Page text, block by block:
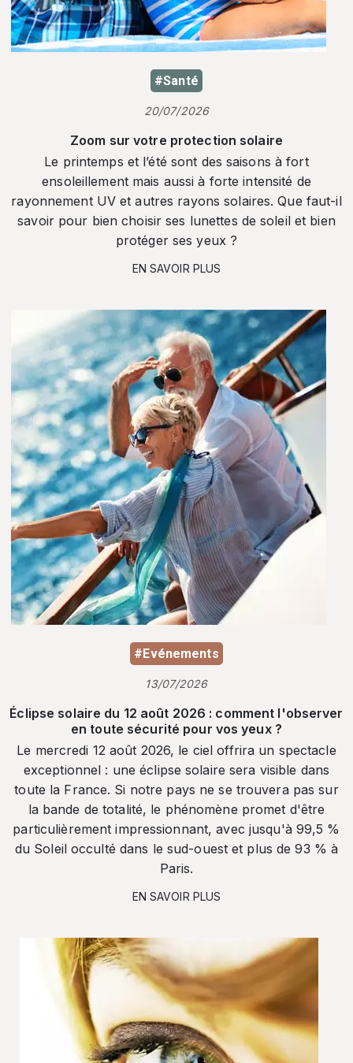
#Santé
20/07/2026
Zoom sur votre protection solaire
Le printemps et l’été sont des saisons à fort
ensoleillement mais aussi à forte intensité de
rayonnement UV et autres rayons solaires. Que faut-il
savoir pour bien choisir ses lunettes de soleil et bien
protéger ses yeux ?
EN SAVOIR PLUS
#Evénements
13/07/2026
Éclipse solaire du 12 août 2026 : comment l'observer
en toute sécurité pour vos yeux ?
Le mercredi 12 août 2026, le ciel offrira un spectacle
exceptionnel : une éclipse solaire sera visible dans
toute la France. Si notre pays ne se trouvera pas sur
la bande de totalité, le phénomène promet d'être
particulièrement impressionnant, avec jusqu'à 99,5 %
du Soleil occulté dans le sud-ouest et plus de 93 % à
Paris.
EN SAVOIR PLUS